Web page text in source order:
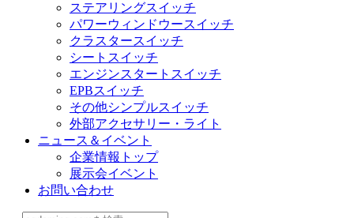
ステアリングスイッチ
パワーウィンドウースイッチ
クラスタースイッチ
シートスイッチ
エンジンスタートスイッチ
EPBスイッチ
その他シンプルスイッチ
外部アクセサリー・ライト
ニュース＆イベント
企業情報トップ
展示会イベント
お問い合わせ